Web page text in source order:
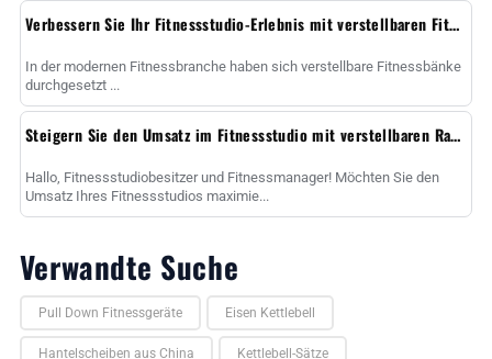
Verbessern Sie Ihr Fitnessstudio-Erlebnis mit verstellbaren Fitnessbänken
In der modernen Fitnessbranche haben sich verstellbare Fitnessbänke
durchgesetzt ...
Steigern Sie den Umsatz im Fitnessstudio mit verstellbaren Racks
Hallo, Fitnessstudiobesitzer und Fitnessmanager! Möchten Sie den
Umsatz Ihres Fitnessstudios maximie...
Verwandte Suche
Pull Down Fitnessgeräte Eisen Kettlebell
Hantelscheiben aus China Kettlebell-Sätze